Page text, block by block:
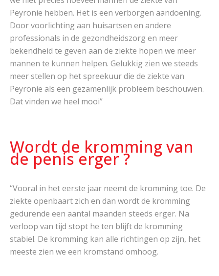
Peyronie hebben. Het is een verborgen aandoening.
Door voorlichting aan huisartsen en andere
professionals in de gezondheidszorg en meer
bekendheid te geven aan de ziekte hopen we meer
mannen te kunnen helpen. Gelukkig zien we steeds
meer stellen op het spreekuur die de ziekte van
Peyronie als een gezamenlijk probleem beschouwen.
Dat vinden we heel mooi”
Wordt de kromming van
de penis erger ?
“Vooral in het eerste jaar neemt de kromming toe. De
ziekte openbaart zich en dan wordt de kromming
gedurende een aantal maanden steeds erger. Na
verloop van tijd stopt he ten blijft de kromming
stabiel. De kromming kan alle richtingen op zijn, het
meeste zien we een kromstand omhoog.